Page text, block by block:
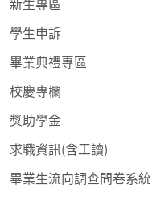
學生申訴
畢業典禮專區
校慶專欄
獎助學金
求職資訊(含工讀)
畢業生流向調查問卷系統